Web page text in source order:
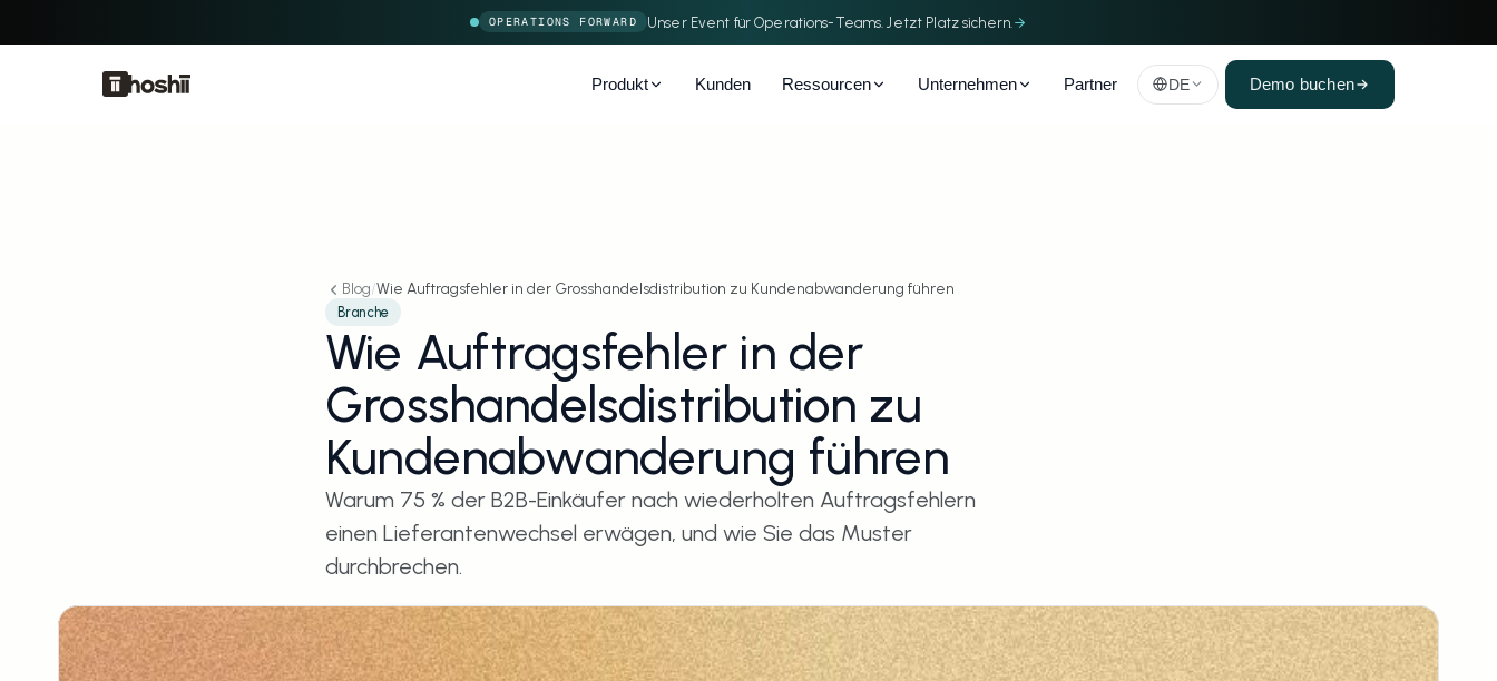
OPERATIONS FORWARD Unser Event für Operations-Teams. Jetzt Platz sichern.
Produkt Kunden Ressourcen Unternehmen Partner DE Demo buchen
Blog/Wie Auftragsfehler in der Grosshandelsdistribution zu Kundenabwanderung führen
Branche
Wie Auftragsfehler in der
Grosshandelsdistribution zu
Kundenabwanderung führen
Warum 75 % der B2B-Einkäufer nach wiederholten Auftragsfehlern
einen Lieferantenwechsel erwägen, und wie Sie das Muster
durchbrechen.